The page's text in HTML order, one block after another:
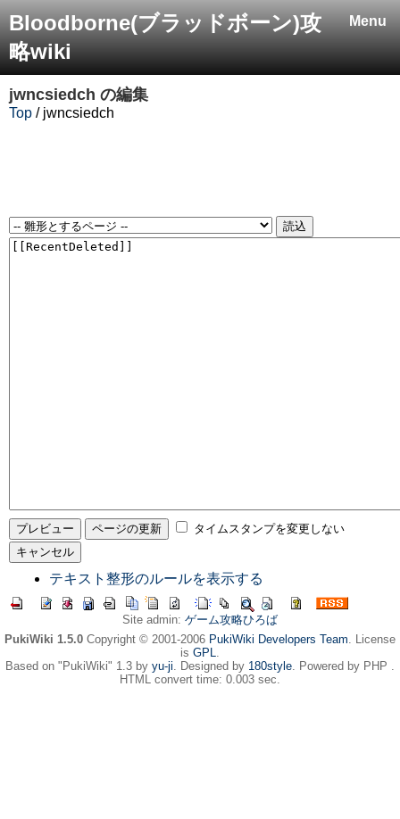
Menu
Bloodborne(ブラッドボーン)攻
略wiki
jwncsiedch の編集
Top / jwncsiedch
タイムスタンプを変更しない
テキスト整形のルールを表示する
Site admin: ゲーム攻略ひろば
PukiWiki 1.5.0 Copyright © 2001-2006 PukiWiki Developers Team. License
is GPL.
Based on "PukiWiki" 1.3 by yu-ji. Designed by 180style. Powered by PHP .
HTML convert time: 0.003 sec.